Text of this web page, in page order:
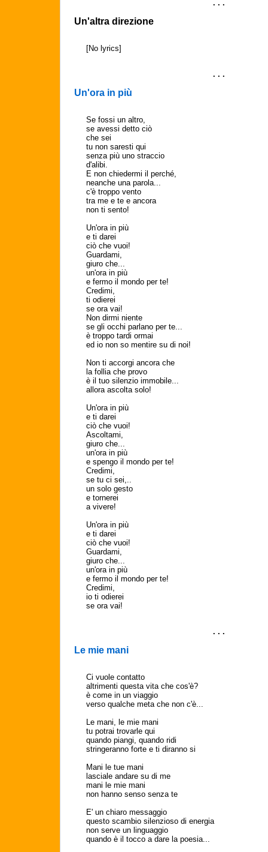
. . .
Un'altra direzione
[No lyrics]
. . .
Un'ora in più
Se fossi un altro,
se avessi detto ciò
che sei
tu non saresti qui
senza più uno straccio
d'alibi.
E non chiedermi il perché,
neanche una parola...
c'è troppo vento
tra me e te e ancora
non ti sento!
Un'ora in più
e ti darei
ciò che vuoi!
Guardami,
giuro che...
un'ora in più
e fermo il mondo per te!
Credimi,
ti odierei
se ora vai!
Non dirmi niente
se gli occhi parlano per te...
è troppo tardi ormai
ed io non so mentire su di noi!
Non ti accorgi ancora che
la follia che provo
è il tuo silenzio immobile...
allora ascolta solo!
Un'ora in più
e ti darei
ciò che vuoi!
Ascoltami,
giuro che...
un'ora in più
e spengo il mondo per te!
Credimi,
se tu ci sei,..
un solo gesto
e tornerei
a vivere!
Un'ora in più
e ti darei
ciò che vuoi!
Guardami,
giuro che...
un'ora in più
e fermo il mondo per te!
Credimi,
io ti odierei
se ora vai!
. . .
Le mie mani
Ci vuole contatto
altrimenti questa vita che cos'è?
è come in un viaggio
verso qualche meta che non c'è...
Le mani, le mie mani
tu potrai trovarle qui
quando piangi, quando ridi
stringeranno forte e ti diranno si
Mani le tue mani
lasciale andare su di me
mani le mie mani
non hanno senso senza te
E' un chiaro messaggio
questo scambio silenzioso di energia
non serve un linguaggio
quando è il tocco a dare la poesia...